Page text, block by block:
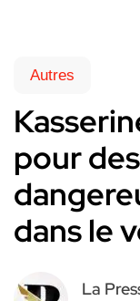
Autres
pour
dans le
La